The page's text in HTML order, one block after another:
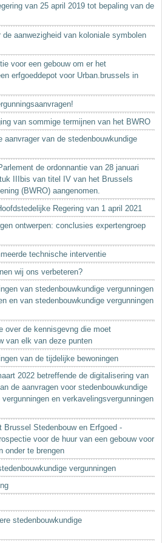
van 25 april 2019 tot bepaling van de
aanwezigheid van koloniale symbolen
voor een gebouw om er het
erfgoeddepot voor Urban.brussels in
van sommige termijnen van het BWRO
aanvrager van de stedenbouwkundige
de ordonnantie van 28 januari
IIIbis van titel IV van het Brussels
(BWRO) aangenomen.
Regering van 1 april 2021
ontwerpen: conclusies expertengroep
technische interventie
wij ons verbeteren?
van stedenbouwkundige vergunningen
en van stedenbouwkundige vergunningen
over de kennisgevng die moet
van elk van deze punten
van de tijdelijke bewoningen
2022 betreffende de digitalisering van
de aanvragen voor stedenbouwkundige
en verkavelingsvergunningen
Stedenbouw en Erfgoed -
voor de huur van een gebouw voor
onder te brengen
vergunningen
stedenbouwkundige